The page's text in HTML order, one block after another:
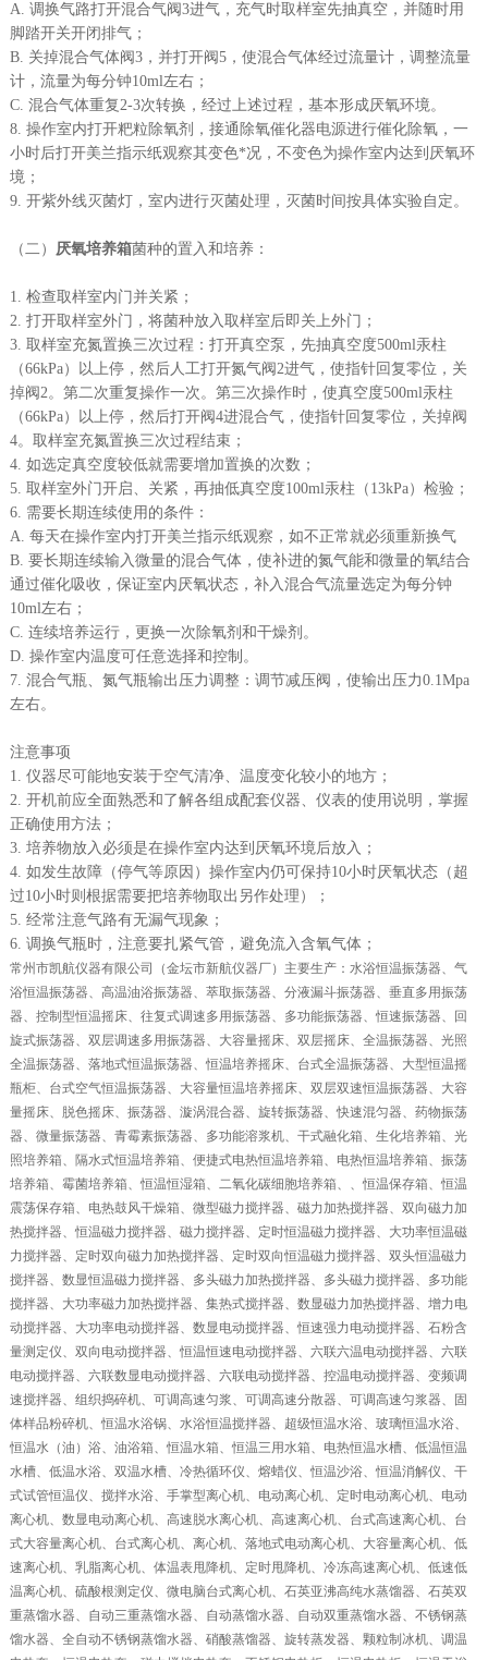
A. 调换气路打开混合气阀3进气，充气时取样室先抽真空，并随时用
脚踏开关开闭排气；
B. 关掉混合气体阀3，并打开阀5，使混合气体经过流量计，调整流量
计，流量为每分钟10ml左右；
C. 混合气体重复2-3次转换，经过上述过程，基本形成厌氧环境。
8. 操作室内打开粑粒除氧剂，接通除氧催化器电源进行催化除氧，一
小时后打开美兰指示纸观察其变色*况，不变色为操作室内达到厌氧环
境；
9. 开紫外线灭菌灯，室内进行灭菌处理，灭菌时间按具体实验自定。
（二） 厌氧培养箱菌种的置入和培养：
1. 检查取样室内门并关紧；
2. 打开取样室外门，将菌种放入取样室后即关上外门；
3. 取样室充氮置换三次过程：打开真空泵，先抽真空度500ml汞柱
（66kPa）以上停，然后人工打开氮气阀2进气，使指针回复零位，关
掉阀2。第二次重复操作一次。第三次操作时，使真空度500ml汞柱
（66kPa）以上停，然后打开阀4进混合气，使指针回复零位，关掉阀
4。取样室充氮置换三次过程结束；
4. 如选定真空度较低就需要增加置换的次数；
5. 取样室外门开启、关紧，再抽低真空度100ml汞柱（13kPa）检验；
6. 需要长期连续使用的条件：
A. 每天在操作室内打开美兰指示纸观察，如不正常就必须重新换气
B. 要长期连续输入微量的混合气体，使补进的氮气能和微量的氧结合
通过催化吸收，保证室内厌氧状态，补入混合气流量选定为每分钟
10ml左右；
C. 连续培养运行，更换一次除氧剂和干燥剂。
D. 操作室内温度可任意选择和控制。
7. 混合气瓶、氮气瓶输出压力调整：调节减压阀，使输出压力0.1Mpa
左右。
注意事项
1. 仪器尽可能地安装于空气清净、温度变化较小的地方；
2. 开机前应全面熟悉和了解各组成配套仪器、仪表的使用说明，掌握
正确使用方法；
3. 培养物放入必须是在操作室内达到厌氧环境后放入；
4. 如发生故障（停气等原因）操作室内仍可保持10小时厌氧状态（超
过10小时则根据需要把培养物取出另作处理）；
5. 经常注意气路有无漏气现象；
6. 调换气瓶时，注意要扎紧气管，避免流入含氧气体；
常州市凯航仪器有限公司（金坛市新航仪器厂）主要生产：水浴恒温振荡器、气
浴恒温振荡器、高温油浴振荡器、萃取振荡器、分液漏斗振荡器、垂直多用振荡
器、控制型恒温摇床、往复式调速多用振荡器、多功能振荡器、恒速振荡器、回
旋式振荡器、双层调速多用振荡器、大容量摇床、双层摇床、全温振荡器、光照
全温振荡器、落地式恒温振荡器、恒温培养摇床、台式全温振荡器、大型恒温摇
瓶柜、台式空气恒温振荡器、大容量恒温培养摇床、双层双速恒温振荡器、大容
量摇床、脱色摇床、振荡器、漩涡混合器、旋转振荡器、快速混匀器、药物振荡
器、微量振荡器、青霉素振荡器、多功能溶浆机、干式融化箱、生化培养箱、光
照培养箱、隔水式恒温培养箱、便捷式电热恒温培养箱、电热恒温培养箱、振荡
培养箱、霉菌培养箱、恒温恒湿箱、二氧化碳细胞培养箱、、恒温保存箱、恒温
震荡保存箱、电热鼓风干燥箱、微型磁力搅拌器、磁力加热搅拌器、双向磁力加
热搅拌器、恒温磁力搅拌器、磁力搅拌器、定时恒温磁力搅拌器、大功率恒温磁
力搅拌器、定时双向磁力加热搅拌器、定时双向恒温磁力搅拌器、双头恒温磁力
搅拌器、数显恒温磁力搅拌器、多头磁力加热搅拌器、多头磁力搅拌器、多功能
搅拌器、大功率磁力加热搅拌器、集热式搅拌器、数显磁力加热搅拌器、增力电
动搅拌器、大功率电动搅拌器、数显电动搅拌器、恒速强力电动搅拌器、石粉含
量测定仪、双向电动搅拌器、恒温恒速电动搅拌器、六联六温电动搅拌器、六联
电动搅拌器、六联数显电动搅拌器、六联电动搅拌器、控温电动搅拌器、变频调
速搅拌器、组织捣碎机、可调高速匀浆、可调高速分散器、可调高速匀浆器、固
体样品粉碎机、恒温水浴锅、水浴恒温搅拌器、超级恒温水浴、玻璃恒温水浴、
恒温水（油）浴、油浴箱、恒温水箱、恒温三用水箱、电热恒温水槽、低温恒温
水槽、低温水浴、双温水槽、冷热循环仪、熔蜡仪、恒温沙浴、恒温消解仪、干
式试管恒温仪、搅拌水浴、手掌型离心机、电动离心机、定时电动离心机、电动
离心机、数显电动离心机、高速脱水离心机、高速离心机、台式高速离心机、台
式大容量离心机、台式离心机、离心机、落地式电动离心机、大容量离心机、低
速离心机、乳脂离心机、体温表甩降机、定时甩降机、冷冻高速离心机、低速低
温离心机、硫酸根测定仪、微电脑台式离心机、石英亚沸高纯水蒸馏器、石英双
重蒸馏水器、自动三重蒸馏水器、自动蒸馏水器、自动双重蒸馏水器、不锈钢蒸
馏水器、全自动不锈钢蒸馏水器、硝酸蒸馏器、旋转蒸发器、颗粒制冰机、调温